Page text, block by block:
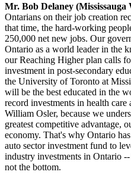
Mr. Bob Delaney (Mississauga
Ontarians on their job creation
that time, the hard-working
250,000 net new jobs. Our
Ontario as a world leader in the
our Reaching Higher plan calls
investment in post-secondary
the University of Toronto at
will be the best educated in the
record investments in health
William Osler, because we
greatest competitive advantage,
economy. That's why Ontario
auto sector investment fund to
industry investments in Ontario
not the bottom.